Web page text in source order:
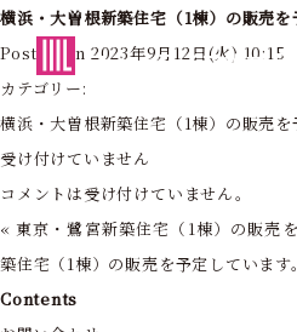
フォーライフ株式会社
横浜・大曽根新築住宅（1棟）の販売を
Posted on 2023年9月12日(火) 10:15
カテゴリー:
横浜・大曽根新築住宅（1棟）の販売
受け付けていません
コメントは受け付けていません。
« 東京・鷺宮新築住宅（1棟）の販売
築住宅（1棟）の販売を予定しています。
Contents